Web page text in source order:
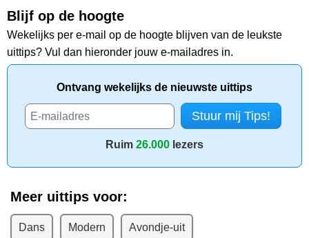
Blijf op de hoogte
Wekelijks per e-mail op de hoogte blijven van de leukste
uittips? Vul dan hieronder jouw e-mailadres in.
Ontvang wekelijks de nieuwste uittips
Ruim 26.000 lezers
Meer uittips voor:
Dans Modern Avondje-uit